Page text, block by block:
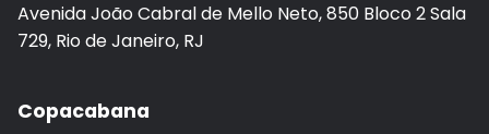
Avenida João Cabral de Mello Neto, 850 Bloco 2 Sala
729, Rio de Janeiro, RJ
Copacabana